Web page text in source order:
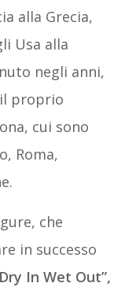
alla Grecia,
Usa alla
negli anni,
proprio
cui sono
Roma,
che
in successo
In Wet Out”,